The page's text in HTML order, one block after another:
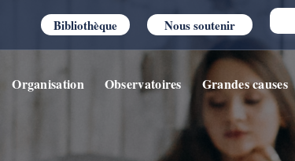
Bibliothèque Nous soutenir
Organisation Observatoires Grandes causes